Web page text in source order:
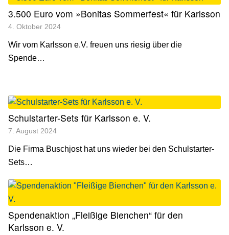
3.500 Euro vom »Bonitas Sommerfest« für Karlsson
4. Oktober 2024
Wir vom Karlsson e.V. freuen uns riesig über die
Spende…
Schulstarter-Sets für Karlsson e. V.
7. August 2024
Die Firma Buschjost hat uns wieder bei den Schulstarter-
Sets…
Spendenaktion „Fleißige Bienchen“ für den
Karlsson e. V.